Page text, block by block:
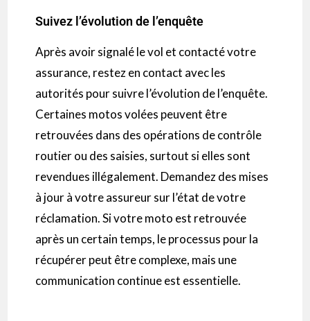
Suivez l’évolution de l’enquête
Après avoir signalé le vol et contacté votre
assurance, restez en contact avec les
autorités pour suivre l’évolution de l’enquête.
Certaines motos volées peuvent être
retrouvées dans des opérations de contrôle
routier ou des saisies, surtout si elles sont
revendues illégalement. Demandez des mises
à jour à votre assureur sur l’état de votre
réclamation. Si votre moto est retrouvée
après un certain temps, le processus pour la
récupérer peut être complexe, mais une
communication continue est essentielle.